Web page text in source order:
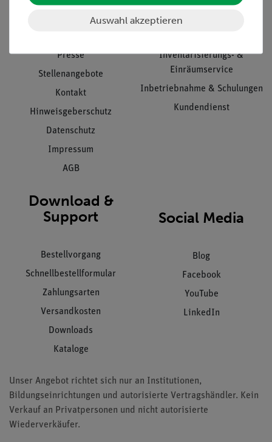
Unternehmen
Presse
Stellenangebote
Kontakt
Hinweisgeberschutz
Datenschutz
Impressum
AGB
Übersicht Service
Inventarisierungs- &
Einräumservice
Inbetriebnahme & Schulungen
Kundendienst
Download &
Support
Bestellvorgang
Schnellbestellformular
Zahlungsarten
Versandkosten
Downloads
Kataloge
Social Media
Blog
Facebook
YouTube
LinkedIn
Unser Angebot richtet sich nur an Institutionen,
Bildungseinrichtungen und autorisierte Vertragshändler. Kein
Verkauf an Privatpersonen und nicht autorisierte
Wiederverkäufer.
Auswahl akzeptieren